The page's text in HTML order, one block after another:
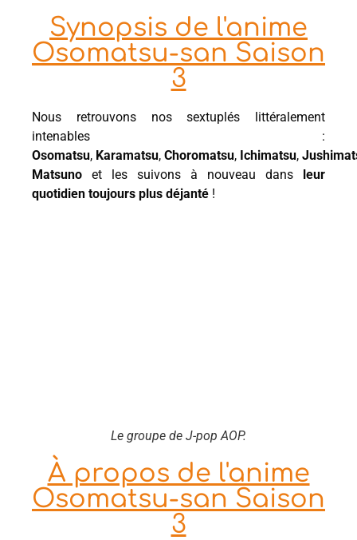
Synopsis de l'anime
Osomatsu-san Saison
3
Nous retrouvons nos sextuplés littéralement
intenables :
Osomatsu, Karamatsu, Choromatsu, Ichimatsu,
Matsuno et les suivons à nouveau dans leur
quotidien toujours plus déjanté !
Le groupe de J-pop AOP.
À propos de l'anime
Osomatsu-san Saison
3